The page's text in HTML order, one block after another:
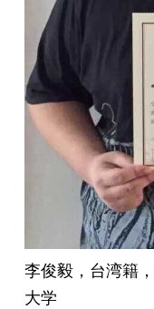
李俊毅，台湾籍
大学